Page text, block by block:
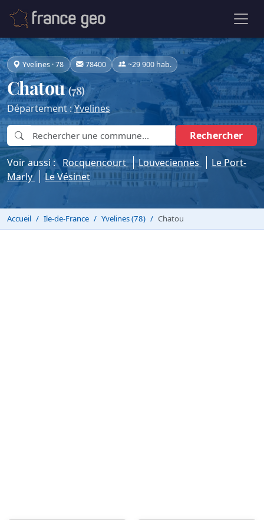
Yvelines · 78 78400 ~29 900 hab.
Chatou(78)
Département :Yvelines
Rechercher
Voir aussi : Rocquencourt Louveciennes
Le Port-
Marly
Le Vésinet
Accueil Ile-de-France Yvelines (78) Chatou